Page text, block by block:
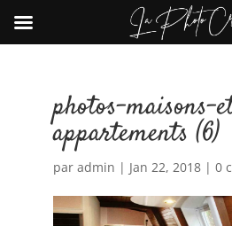
photos-maisons-
appartements (6)
par admin | Jan 22, 2018| 0